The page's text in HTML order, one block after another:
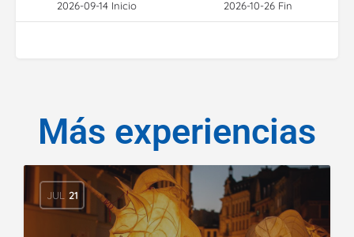
2026-09-14 Inicio 2026-10-26 Fin
Más experiencias
JUL 21